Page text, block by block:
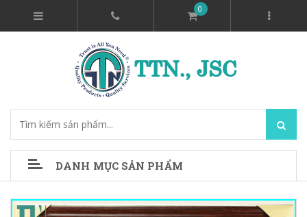
0
DANH MỤC SẢN PHẨM